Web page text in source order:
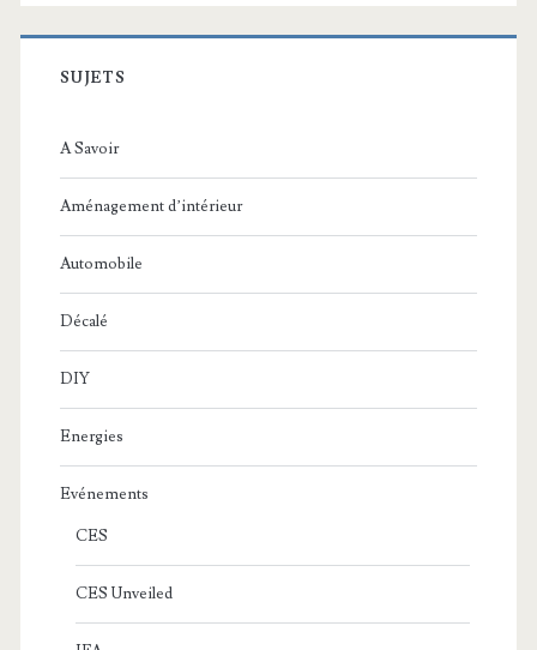
SUJETS
A Savoir
Aménagement d’intérieur
Automobile
Décalé
DIY
Energies
Evénements
CES
CES Unveiled